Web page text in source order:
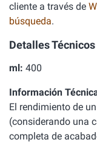
cliente a través de
búsqueda.
Detalles Técnicos
ml: 400
Información
El rendimiento de
(considerando una
completa de